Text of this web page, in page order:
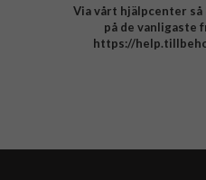
Via vårt hjälpcenter
på de vanligaste
https://